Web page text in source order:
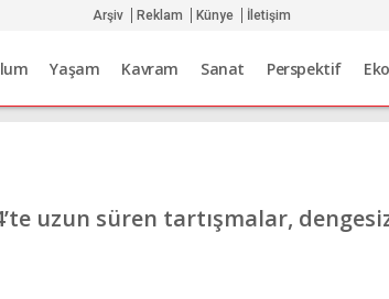
Arşiv Reklam Künye İletişim
Yaşam Kavram Sanat Perspektif
uzun süren tartışmalar,